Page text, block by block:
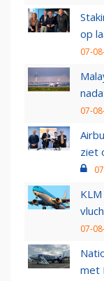
op
07-
07-
ziet
07-
met